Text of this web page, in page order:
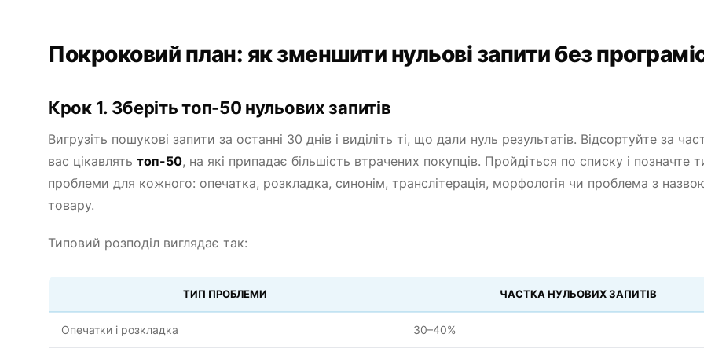
Покроковий план: як зменшити нульові запити без
Крок 1. Зберіть топ-50 нульових запитів
Вигрузіть пошукові запити за останні 30 днів і виділіть ті, що дали нуль результатів. Відсортуйте за
вас цікавлять топ-50, на які припадає більшість втрачених покупців. Пройдіться по списку і позначте
проблеми для кожного: опечатка, розкладка, синонім, транслітерація, морфологія чи проблема з
товару.
Типовий розподіл виглядає так:
ТИП ПРОБЛЕМИ ЧАСТКА НУЛЬОВИХ ЗАПИТІВ
Опечатки і розкладка 30–40%